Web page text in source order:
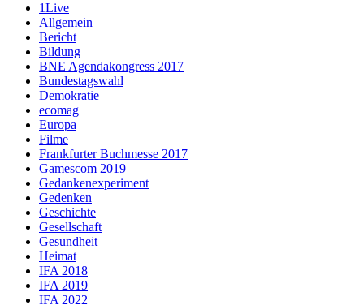
1Live
Allgemein
Bericht
Bildung
BNE Agendakongress 2017
Bundestagswahl
Demokratie
ecomag
Europa
Filme
Frankfurter Buchmesse 2017
Gamescom 2019
Gedankenexperiment
Gedenken
Geschichte
Gesellschaft
Gesundheit
Heimat
IFA 2018
IFA 2019
IFA 2022